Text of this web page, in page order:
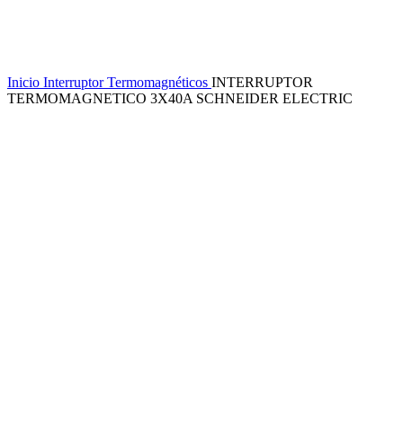
Inicio Interruptor Termomagnéticos INTERRUPTOR
TERMOMAGNETICO 3X40A SCHNEIDER ELECTRIC